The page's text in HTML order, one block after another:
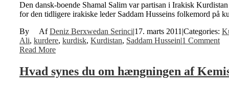
Den dansk-boende Shamal Salim var partisan i Irakisk
for den tidligere irakiske leder Saddam Husseins folkemord på
By
Deniz Berxwedan Serinci|17. marts 2011|Categories:
Ali, kurdere, kurdisk, Kurdistan, Saddam Hussein|1 Comment
Read More
Hvad synes du om hængningen af